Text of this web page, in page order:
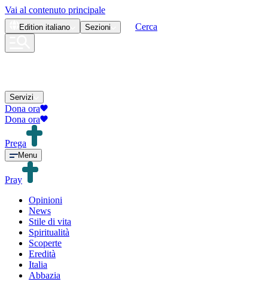
Vai al contenuto principale
Edition italiano Sezioni Cerca
Servizi
Dona ora
Dona ora
Prega
Menu
Pray
Opinioni
News
Stile di vita
Spiritualità
Scoperte
Eredità
Italia
Abbazia